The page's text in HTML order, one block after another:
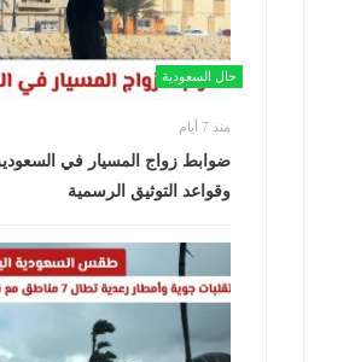
حال السعودية
منذ 7 أيام
وقواعد التوثيق الرسمية